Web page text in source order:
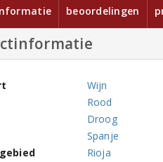
beoordelingen
Wijn
Rood
Droog
Spanje
Rioja